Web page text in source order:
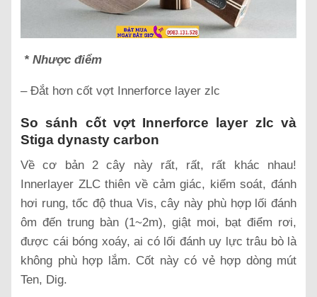
* Nhược điểm
– Đắt hơn cốt vợt Innerforce layer zlc
So sánh cốt vợt Innerforce layer zlc và
Stiga dynasty carbon
Về cơ bản 2 cây này rất, rất, rất khác nhau!
Innerlayer ZLC thiên về cảm giác, kiểm soát, đánh
hơi rung, tốc độ thua Vis, cây này phù hợp lối đánh
ôm đến trung bàn (1~2m), giật moi, bạt điểm rơi,
được cái bóng xoáy, ai có lối đánh uy lực trâu bò là
không phù hợp lắm. Cốt này có vẻ hợp dòng mút
Ten, Dig.